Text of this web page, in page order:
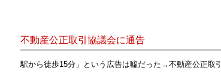
不動産公正取引協議会に通告
駅から徒歩15分」という広告は噓だった→不動産公正取